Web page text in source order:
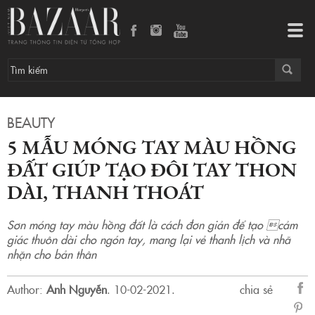
BEAUTY
5 MẪU MÓNG TAY MÀU HỒNG
ĐẤT GIÚP TẠO ĐÔI TAY THON
DÀI, THANH THOÁT
Sơn móng tay màu hồng đất là cách đơn giản để tạo cảm
giác thuôn dài cho ngón tay, mang lại vẻ thanh lịch và nhã
nhặn cho bản thân
Author: Anh Nguyễn. 10-02-2021.
chia sẻ
sẻ